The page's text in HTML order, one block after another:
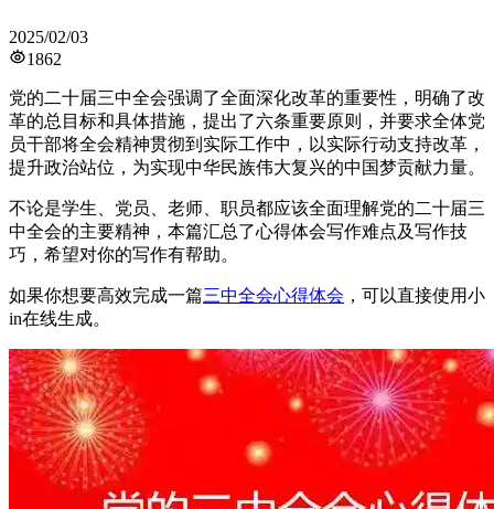
2025/02/03
1862
党的二十届三中全会强调了全面深化改革的重要性，明确了改
革的总目标和具体措施，提出了六条重要原则，并要求全体党
员干部将全会精神贯彻到实际工作中，以实际行动支持改革，
提升政治站位，为实现中华民族伟大复兴的中国梦贡献力量。
不论是学生、党员、老师、职员都应该全面理解党的二十届三
中全会的主要精神，本篇汇总了心得体会写作难点及写作技
巧，希望对你的写作有帮助。
如果你想要高效完成一篇三中全会心得体会 ，可以直接使用小
in在线生成。